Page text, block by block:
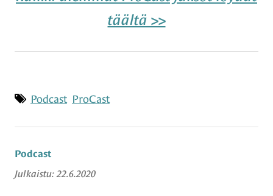
Podcast
Julkaistu: 22.6.2020
täältä >>
Asiasanat
Podcast ProCast